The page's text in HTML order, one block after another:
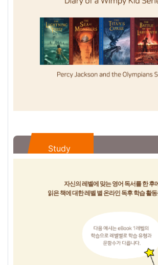
Study
자신의 레벨에 맞는 영어 독서를 한 후
읽은 책에 대한 레벨 별 온라인 독후 학습 활